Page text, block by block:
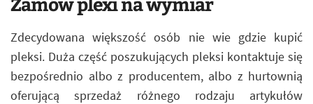
Zdecydowana większość osób nie wie gdzie kupić
pleksi. Duża część poszukujących pleksi kontaktuje się
bezpośrednio albo z producentem, albo z hurtownią
oferującą sprzedaż różnego rodzaju artykułów